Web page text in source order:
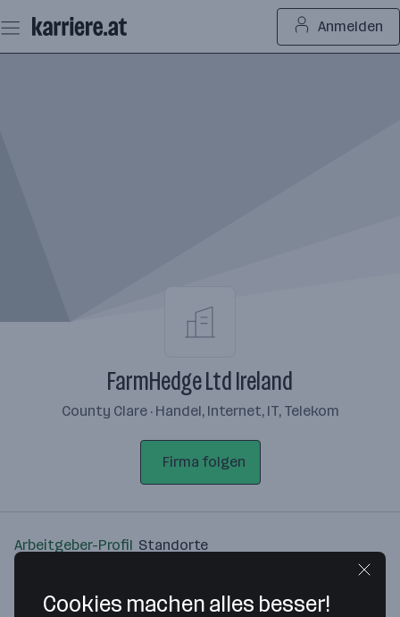
Seiteninhalt
springen
Anmelden
FarmHedge Ltd Ireland
County Clare · Handel, Internet, IT, Telekom
Firma folgen
Arbeitgeber-Profil Standorte
Cookies machen alles besser!